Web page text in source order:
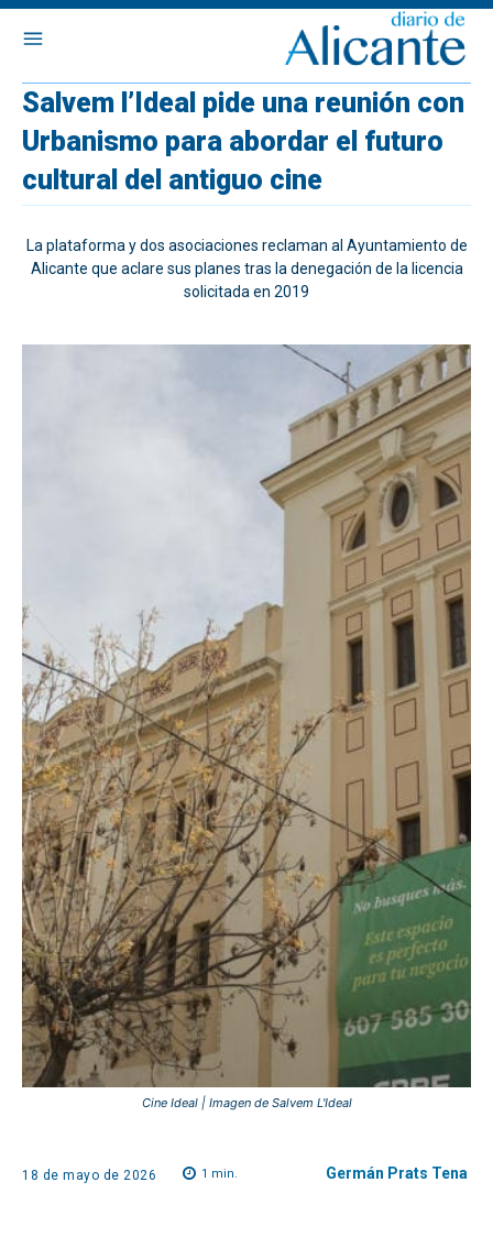
Salvem l’Ideal pide una reunión con
Urbanismo para abordar el futuro
cultural del antiguo cine
La plataforma y dos asociaciones reclaman al Ayuntamiento de
Alicante que aclare sus planes tras la denegación de la licencia
solicitada en 2019
Cine Ideal | Imagen de Salvem L'Ideal
18 de mayo de 2026 1 min. Germán Prats Tena